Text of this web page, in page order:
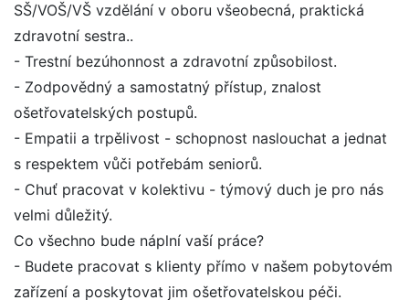
SŠ/VOŠ/VŠ vzdělání v oboru všeobecná, praktická
zdravotní sestra..
- Trestní bezúhonnost a zdravotní způsobilost.
- Zodpovědný a samostatný přístup, znalost
ošetřovatelských postupů.
- Empatii a trpělivost - schopnost naslouchat a jednat
s respektem vůči potřebám seniorů.
- Chuť pracovat v kolektivu - týmový duch je pro nás
velmi důležitý.
Co všechno bude náplní vaší práce?
- Budete pracovat s klienty přímo v našem pobytovém
zařízení a poskytovat jim ošetřovatelskou péči.